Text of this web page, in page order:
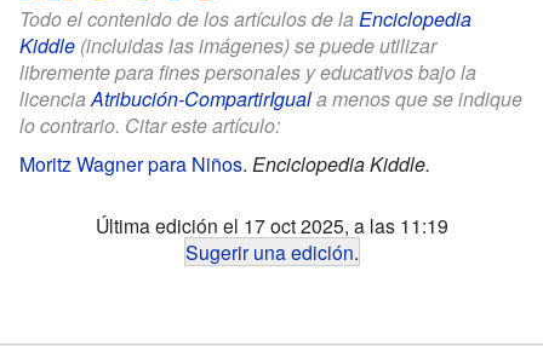
Todo el contenido de los artículos de la Enciclopedia
Kiddle (incluidas las imágenes) se puede utilizar
libremente para fines personales y educativos bajo la
licenciaAtribución-CompartirIguala menos que se indique
lo contrario. Citar este artículo:
Moritz Wagner para Niños. Enciclopedia Kiddle.
Última edición el 17 oct 2025, a las 11:19
Sugerir una edición.